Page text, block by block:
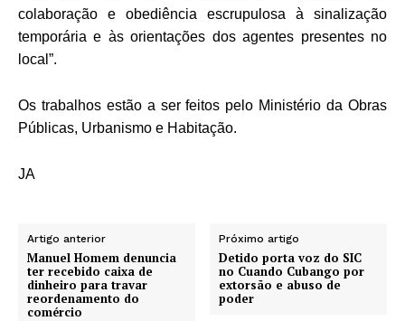
colaboração e obediência escrupulosa à sinalização
temporária e às orientações dos agentes presentes no
local”.
Os trabalhos estão a ser feitos pelo Ministério da Obras
Públicas, Urbanismo e Habitação.
JA
Artigo anterior
Manuel Homem denuncia
ter recebido caixa de
dinheiro para travar
reordenamento do
comércio
Próximo artigo
Detido porta voz do SIC
no Cuando Cubango por
extorsão e abuso de
poder